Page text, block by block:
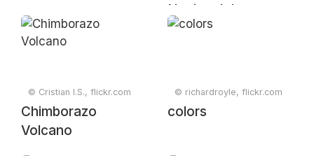
Nacional de
Doñana)- Huelva(
© Cristian I.S., flickr.com
Chimborazo
Volcano
© richardroyle, flickr.com
colors